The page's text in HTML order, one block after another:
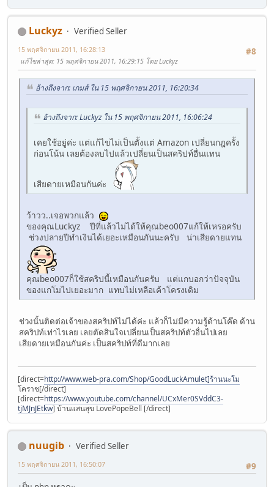
Luckyz
Verified Seller
#8
15 พฤศจิกายน 2011, 16:28:13
แก้ไขล่าสุด: 15 พฤศจิกายน 2011, 16:29:15 โดย Luckyz
อ้างถึงจาก: เกมส์ ใน 15 พฤศจิกายน 2011, 16:20:34
อ้างถึงจาก: Luckyz ใน 15 พฤศจิกายน 2011, 16:06:24
เคยใช้อยู่ค่ะ แต่แก้ไขไม่เป็นตั้งแต่ Amazon เปลี่ยนกฎครั้ง
ก่อนโน้น เลยต้องลบไปแล้วเปลี่ยนเป็นสคริปท์อื่นแทน
เสียดายเหมือนกันค่ะ
ว้าวว..เจอพวกแล้ว
ของคุณLuckyz ปีที่แล้วไม่ได้ให้คุณbeo007แก้ให้เหรอครับ
ช่วงปลายปีทำเงินได้เยอะเหมือนกันนะครับ น่าเสียดายแทน
คุณbeo007ก็ใช้สคริปนี้เหมือนกันครับ แต่แกบอกว่าปัจจุบัน
ของแกโมไปเยอะมาก แทบไม่เหลือเค้าโครงเดิม
ช่วงนั้นติดต่อเจ้าของสคริปท์ไม่ได้ค่ะ แล้วก็ไม่มีความรู้ด้านโค๊ด ด้าน
สคริปท์เท่าไรเลย เลยตัดสินใจเปลี่ยนเป็นสคริปท์ตัวอื่นไปเลย
เสียดายเหมือนกันค่ะ เป็นสคริปท์ที่ดีมากเลย
[direct=http://www.web-pra.com/Shop/GoodLuckAmulet]ร้านนะโม
โคราช[/direct]
[direct=https://www.youtube.com/channel/UCxMer0SVddC3-
tjMJnJEtkw] บ้านแสนสุข LovePopeBell [/direct]
nuugib
Verified Seller
#9
15 พฤศจิกายน 2011, 16:50:07